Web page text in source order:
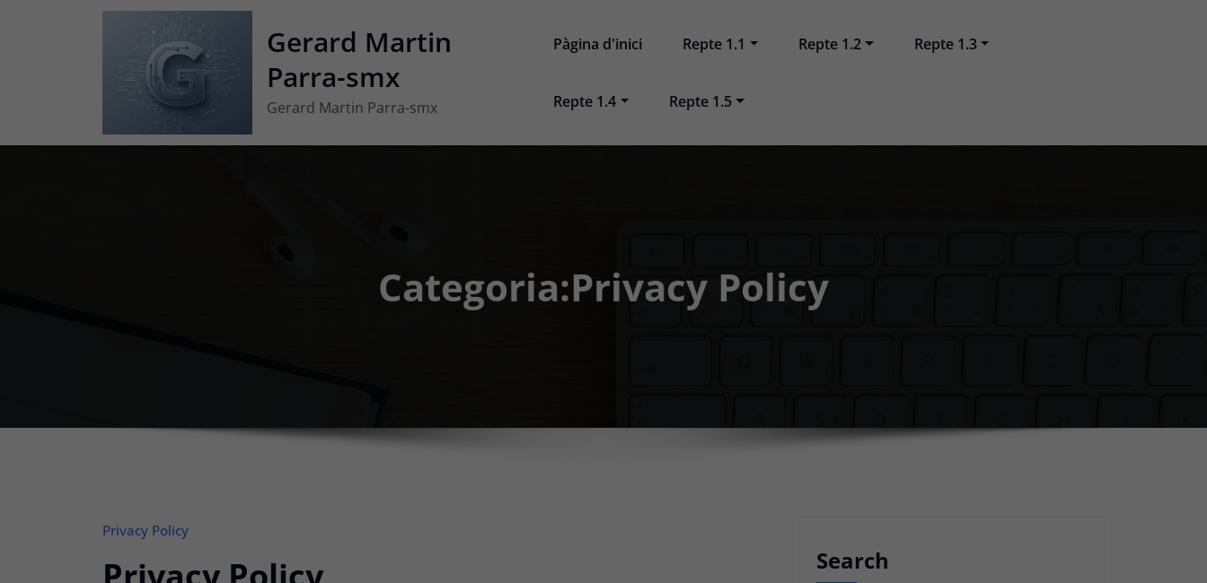
Gerard Martin
Parra-smx
Gerard Martin Parra-smx
Pàgina d'inici Repte 1.1 Repte 1.2 Repte 1.3
Repte 1.4 Repte 1.5
Categoria:Privacy Policy
Privacy Policy
Search